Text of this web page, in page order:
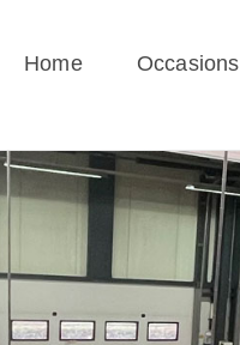
Home Occasions